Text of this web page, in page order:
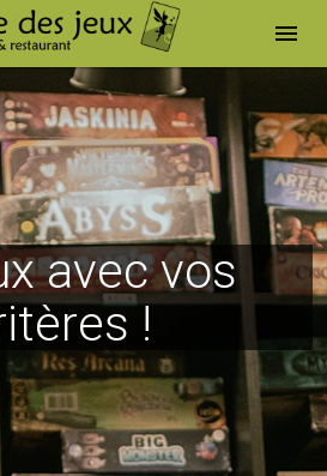
menu
avec vos
!